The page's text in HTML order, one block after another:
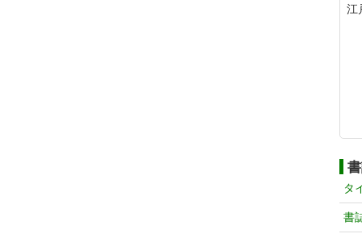
江
タ
書